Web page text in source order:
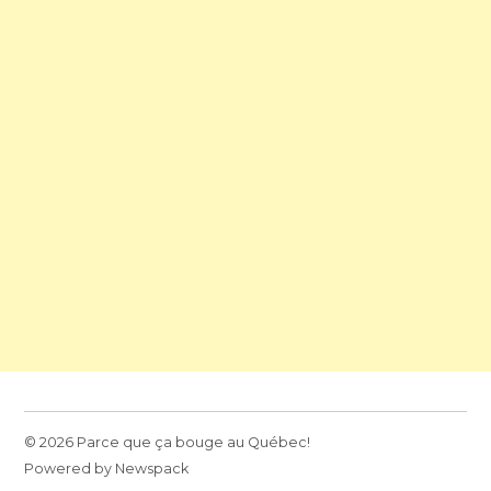
© 2026 Parce que ça bouge au Québec!
Powered by Newspack